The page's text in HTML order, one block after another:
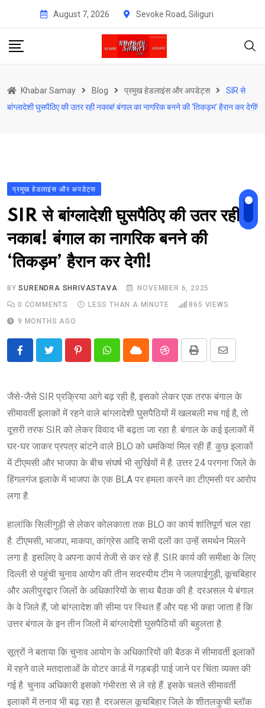
content
August 7, 2026 Sevoke Road, Siliguri
Khabar Samay Blog प्रमुख हेडलाइंस और अपडेट्स
SIR से
बांग्लादेशी घुसपैठिए की उतर रही नकाब! बंगाल का नागरिक बनने की ‘तिकड़म’ हैरान कर देगी!
प्रमुख हेडलाइंस और अपडेट्स
SIR से बांग्लादेशी घुसपैठिए की उतर रही
नकाब! बंगाल का नागरिक बनने की
‘तिकड़म’ हैरान कर देगी!
BYSURENDRA SHRIVASTAVA
NOVEMBER 6, 2025
0 COMMENTS LESS THAN A MINUTE 865 VIEWS
9 MONTHS AGO
PinterestWhatsappCloud StumbleUpon
Print
Share
Email
जैसे-जैसे SIR प्रक्रिया आगे बढ़ रही है, इसको लेकर एक तरफ बंगाल के
सीमावर्ती इलाकों में रहने वाले बांग्लादेशी घुसपैठियों में खलबली मच गई है, तो
दूसरी तरफ SIR को लेकर विवाद भी बढ़ता जा रहा है. बंगाल के कई इलाकों में
घर-घर जाकर प्रपत्र बांटने वाले BLO को धमकियां मिल रही हैं. कुछ इलाकों
में टीएमसी और भाजपा के बीच संघर्ष भी सुर्खियों में है. उत्तर 24 परगना जिले के
हिंगलगंज इलाके में भाजपा के एक BLA पर हमला करने का टीएमसी पर आरोप
लगा है.
हालांकि सिलीगुड़ी से लेकर कोलकाता तक BLO का कार्य शांतिपूर्ण चल रहा
है. टीएमसी, भाजपा, माकपा, कांग्रेस आदि सभी दलों का उन्हें समर्थन मिलने
लगा है. इसलिए वे अपना कार्य तेजी से कर रहे हैं. SIR कार्य की समीक्षा के लिए
दिल्ली से पहुंची चुनाव आयोग की तीन सदस्यीय टीम ने जलपाईगुड़ी, कूचबिहार
और अलीपुरद्वार जिलों के अधिकारियों के साथ बैठक की है. दरअसल ये बंगाल
के वे जिले हैं, जो बांग्लादेश की सीमा पर स्थित हैं और यह भी कहा जाता है कि
उत्तर बंगाल के इन तीन जिलों में बांग्लादेशी घुसपैठियों की बहुलता है.
सूत्रों ने बताया कि चुनाव आयोग के अधिकारियों की बैठक में सीमावर्ती इलाकों
में रहने वाले मतदाताओं के वोटर कार्ड में गड़बड़ी पाई जाने पर चिंता व्यक्त की
गई है. चुनाव अधिकारी इसको गंभीरता से ले रहे हैं. इसके चलते सीमावर्ती
इलाकों में तनाव भी बढ़ रहा है. दरअसल कूचबिहार जिले के शीतलकुची ब्लॉक